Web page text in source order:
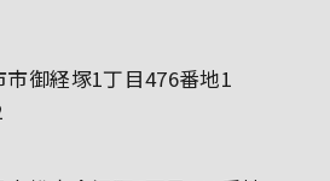
市御経塚1丁目476番地1